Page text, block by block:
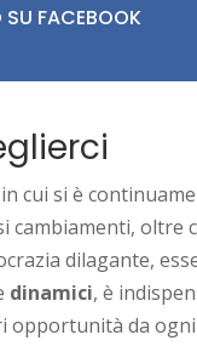
SU FACEBOOK
cui si è
cambiamenti, oltre
dilagante,
dinamici, è
opportunità da